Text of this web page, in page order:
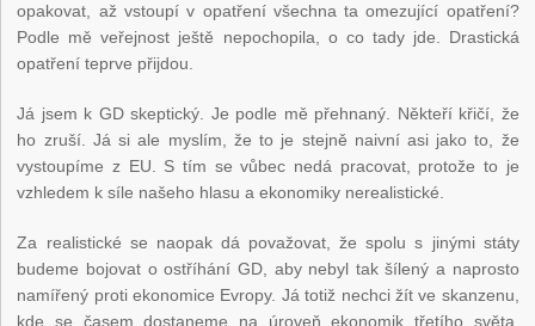
opakovat, až vstoupí v opatření všechna ta omezující opatření?
Podle mě veřejnost ještě nepochopila, o co tady jde. Drastická
opatření teprve přijdou.
Já jsem k GD skeptický. Je podle mě přehnaný. Někteří křičí, že
ho zruší. Já si ale myslím, že to je stejně naivní asi jako to, že
vystoupíme z EU. S tím se vůbec nedá pracovat, protože to je
vzhledem k síle našeho hlasu a ekonomiky nerealistické.
Za realistické se naopak dá považovat, že spolu s jinými státy
budeme bojovat o ostříhání GD, aby nebyl tak šílený a naprosto
namířený proti ekonomice Evropy. Já totiž nechci žít ve skanzenu,
kde se časem dostaneme na úroveň ekonomik třetího světa.